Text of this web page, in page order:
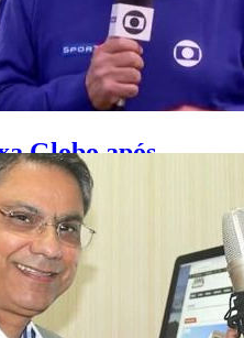
Globo após
diz emissora